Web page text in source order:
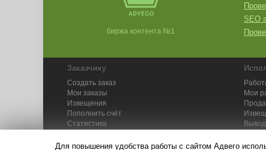
биржа контента №1
SEO
Заказчику
Создать заказ
Мои заказы
Извещения
Пополнить счёт
Статистика
Мои
Для повышения удобства работы с сайтом Адвего